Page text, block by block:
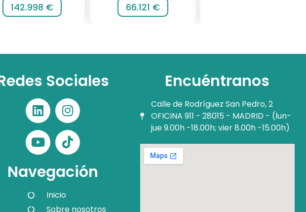
142.998 € 66.121 €
Sociales
Navegación
Inicio
Sobre nosotros
Encuéntranos
Calle de Rodríguez San Pedro, 2
OFICINA 911 - 28015 - MADRID - (lun-
jue 9.00h -18.00h; vier 8.00h -15.00h)